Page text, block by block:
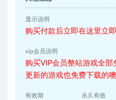
显示说明
购买付款后立即在这里立
vip会员说明
购买VIP会员整站游戏全部
更新的游戏也免费下载的噢
有效期 永久有效